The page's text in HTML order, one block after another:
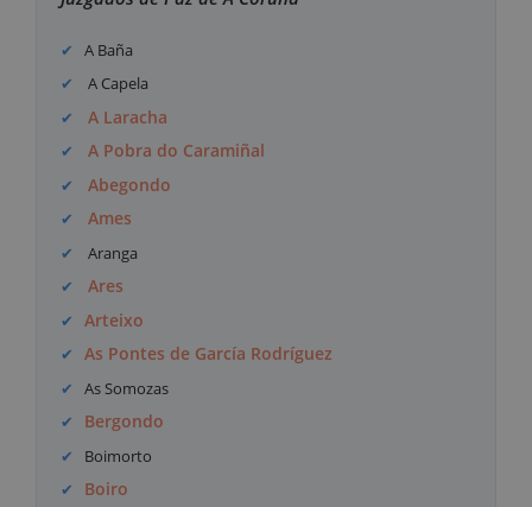
A Baña
A Capela
A Laracha
A Pobra do Caramiñal
Abegondo
Ames
Aranga
Ares
Arteixo
As Pontes de García Rodríguez
As Somozas
Bergondo
Boimorto
Boiro